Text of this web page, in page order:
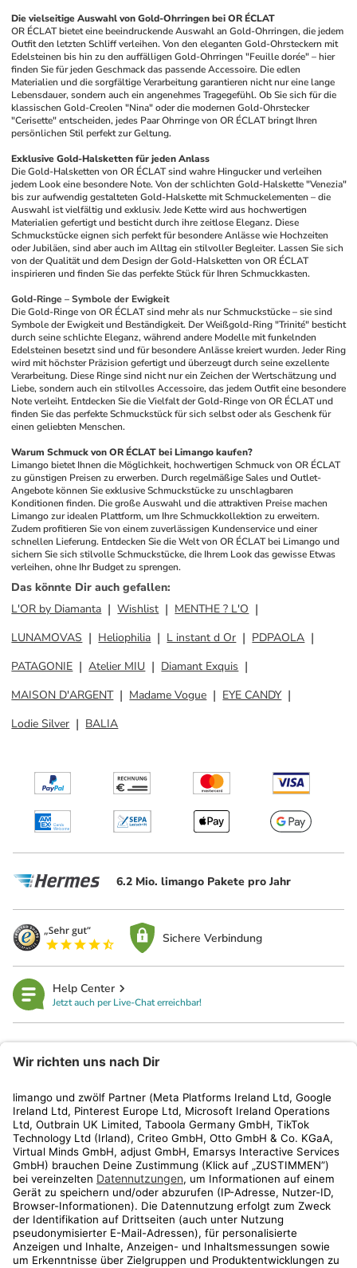
Die vielseitige Auswahl von Gold-Ohrringen bei OR ÉCLAT
OR ÉCLAT bietet eine beeindruckende Auswahl an Gold-Ohrringen, die jedem
Outfit den letzten Schliff verleihen. Von den eleganten Gold-Ohrsteckern mit
Edelsteinen bis hin zu den auffälligen Gold-Ohrringen "Feuille dorée" – hier
finden Sie für jeden Geschmack das passende Accessoire. Die edlen
Materialien und die sorgfältige Verarbeitung garantieren nicht nur eine lange
Lebensdauer, sondern auch ein angenehmes Tragegefühl. Ob Sie sich für die
klassischen Gold-Creolen "Nina" oder die modernen Gold-Ohrstecker
"Cerisette" entscheiden, jedes Paar Ohrringe von OR ÉCLAT bringt Ihren
persönlichen Stil perfekt zur Geltung.
Exklusive Gold-Halsketten für jeden Anlass
Die Gold-Halsketten von OR ÉCLAT sind wahre Hingucker und verleihen
jedem Look eine besondere Note. Von der schlichten Gold-Halskette "Venezia"
bis zur aufwendig gestalteten Gold-Halskette mit Schmuckelementen – die
Auswahl ist vielfältig und exklusiv. Jede Kette wird aus hochwertigen
Materialien gefertigt und besticht durch ihre zeitlose Eleganz. Diese
Schmuckstücke eignen sich perfekt für besondere Anlässe wie Hochzeiten
oder Jubiläen, sind aber auch im Alltag ein stilvoller Begleiter. Lassen Sie sich
von der Qualität und dem Design der Gold-Halsketten von OR ÉCLAT
inspirieren und finden Sie das perfekte Stück für Ihren Schmuckkasten.
Gold-Ringe – Symbole der Ewigkeit
Die Gold-Ringe von OR ÉCLAT sind mehr als nur Schmuckstücke – sie sind
Symbole der Ewigkeit und Beständigkeit. Der Weißgold-Ring "Trinité" besticht
durch seine schlichte Eleganz, während andere Modelle mit funkelnden
Edelsteinen besetzt sind und für besondere Anlässe kreiert wurden. Jeder Ring
wird mit höchster Präzision gefertigt und überzeugt durch seine exzellente
Verarbeitung. Diese Ringe sind nicht nur ein Zeichen der Wertschätzung und
Liebe, sondern auch ein stilvolles Accessoire, das jedem Outfit eine besondere
Note verleiht. Entdecken Sie die Vielfalt der Gold-Ringe von OR ÉCLAT und
finden Sie das perfekte Schmuckstück für sich selbst oder als Geschenk für
einen geliebten Menschen.
Warum Schmuck von OR ÉCLAT bei Limango kaufen?
Limango bietet Ihnen die Möglichkeit, hochwertigen Schmuck von OR ÉCLAT
zu günstigen Preisen zu erwerben. Durch regelmäßige Sales und Outlet-
Angebote können Sie exklusive Schmuckstücke zu unschlagbaren
Konditionen finden. Die große Auswahl und die attraktiven Preise machen
Limango zur idealen Plattform, um Ihre Schmuckkollektion zu erweitern.
Zudem profitieren Sie von einem zuverlässigen Kundenservice und einer
schnellen Lieferung. Entdecken Sie die Welt von OR ÉCLAT bei Limango und
sichern Sie sich stilvolle Schmuckstücke, die Ihrem Look das gewisse Etwas
verleihen, ohne Ihr Budget zu sprengen.
Das könnte Dir auch gefallen:
L'OR by Diamanta
Wishlist
MENTHE ? L'O
LUNAMOVAS
Heliophilia L instant d Or
PDPAOLA
PATAGONIE
Atelier MIU
Diamant Exquis
MAISON D'ARGENT
Madame Vogue
EYE CANDY
Lodie Silver
BALIA
6.2 Mio. limango Pakete pro Jahr
Sichere Verbindung
Help Center
Jetzt auch per Live-Chat erreichbar!
Kundenservice
Shop
Aktionen
Travel